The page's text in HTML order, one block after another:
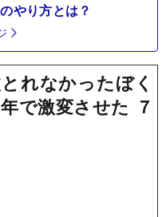
やり方とは？
れなかったぼく
で激変させた ７